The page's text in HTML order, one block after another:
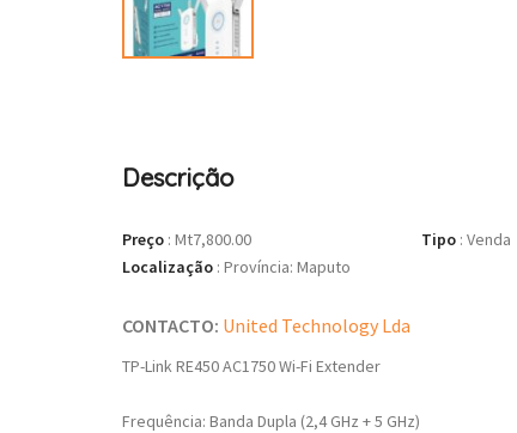
Descrição
Preço : Mt7,800.00 Tipo : Venda
Localização : Província: Maputo
CONTACTO: United Technology Lda
TP-Link RE450 AC1750 Wi-Fi Extender
Frequência: Banda Dupla (2,4 GHz + 5 GHz)